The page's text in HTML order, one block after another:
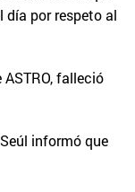
día por respeto al
falleció
informó que